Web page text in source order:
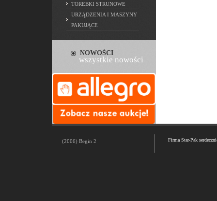
TOREBKI STRUNOWE
URZĄDZENIA I MASZYNY
PAKUJĄCE
NOWOŚCI
wszystkie nowości
(2006) Begin 2 Firma Star-Pak